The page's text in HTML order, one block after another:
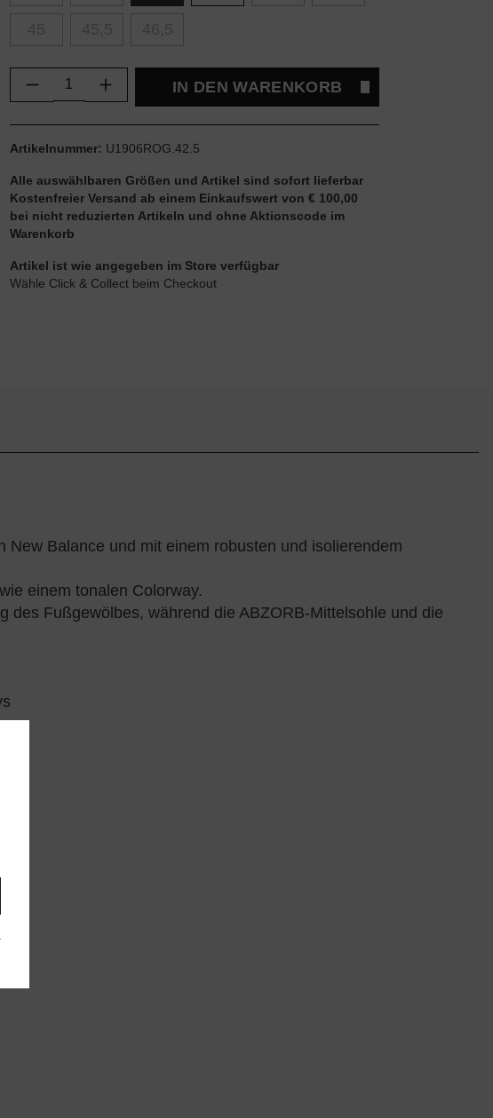
Produkt Anzahl: Gib den gewünschten Wert ein
IN DEN WARENKORB
Artikelnummer: U1906ROG.42.5
Alle auswählbaren Größen und Artikel sind sofort lieferbar
Kostenfreier Versand ab einem Einkaufswert von € 100,00
bei nicht reduzierten Artikeln und ohne Aktionscode im
Warenkorb
Artikel ist wie angegeben im Store verfügbar
Wähle Click & Collect beim Checkout
Balance und mit einem robusten und isolierendem
einem tonalen Colorway.
Fußgewölbes, während die ABZORB-Mittelsohle und die